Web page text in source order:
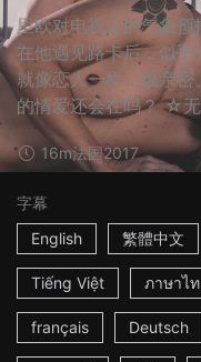
里欧对电视上的气象
在他遇见路卡后，似
就像恋人一样，很亲
的情爱还会在吗？ ☆
16m法国2017
字幕
English
繁體中文
Tiếng Việt ภาษาไ
français Deutsch